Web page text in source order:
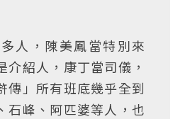
人，陳美鳳當特別來
介紹人，康丁當司儀，
傳」所有班底幾乎全到
石峰、阿匹婆等人，也